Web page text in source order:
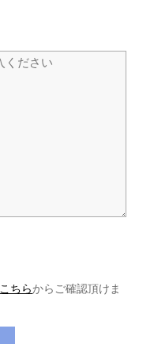
こちらからご確認頂けま